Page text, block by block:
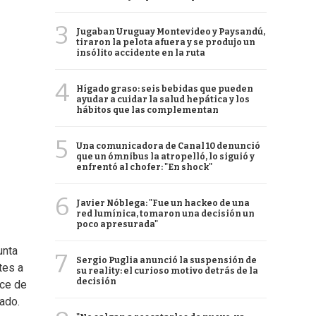
a
de
3
Jugaban Uruguay Montevideo y Paysandú,
tiraron la pelota afuera y se produjo un
insólito accidente en la ruta
4
Hígado graso: seis bebidas que pueden
ayudar a cuidar la salud hepática y los
hábitos que las complementan
5
Una comunicadora de Canal 10 denunció
que un ómnibus la atropelló, lo siguió y
enfrentó al chofer: "En shock"
6
Javier Nóblega: "Fue un hackeo de una
red lumínica, tomaron una decisión un
poco apresurada"
7
Sergio Puglia anunció la suspensión de
su reality: el curioso motivo detrás de la
decisión